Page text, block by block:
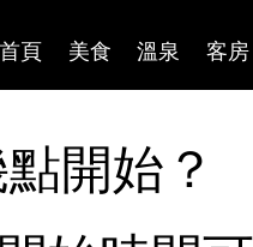
首頁 美食 溫泉 客房
開始？